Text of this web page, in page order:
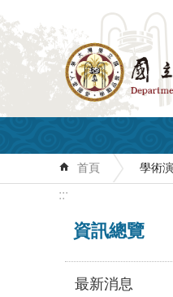
跳到主要內容區塊
首頁 學術
:::
資訊總覽
最新消息